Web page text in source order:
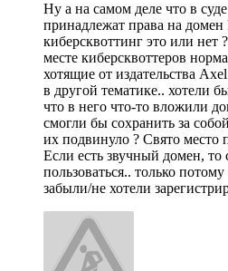
Ну а на самом деле что в
принадлежат права на
киберсквоттинг это или нет
месте киберсквоттеров
хотящие от издательства
в другой тематике.. хотели
что в него что-то вложили
смогли бы сохранить за
их подвинуло ? Свято место
Если есть звучный домен, то
пользоваться.. только
забыли/не хотели